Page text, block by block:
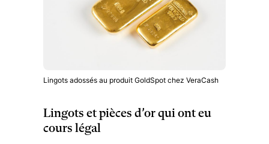
Lingots adossés au produit GoldSpot chez VeraCash
Lingots et pièces d’or qui ont eu
cours légal